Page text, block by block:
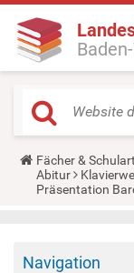
Y
o
u
e
Fächer &
Abitur
Präsentation
Navigation